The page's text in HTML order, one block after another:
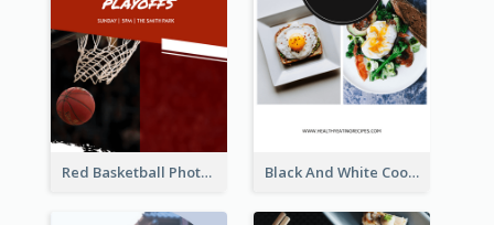
Red Basketball Photo Basketball Playoffs Instagram Story Black And White Cooking Recipes Instagram Story